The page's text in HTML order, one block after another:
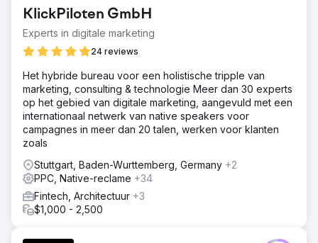
KlickPiloten GmbH
Experts in digitale marketing
24 reviews
Het hybride bureau voor een holistische tripple van
marketing, consulting & technologie Meer dan 30 experts
op het gebied van digitale marketing, aangevuld met een
internationaal netwerk van native speakers voor
campagnes in meer dan 20 talen, werken voor klanten
zoals
Stuttgart, Baden-Wurttemberg, Germany +2
PPC, Native-reclame +34
Fintech, Architectuur +3
$1,000 - 2,500